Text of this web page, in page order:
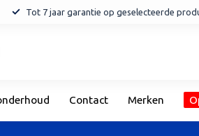
Tot 7 jaar garantie op geselecteerde
Contact Merken